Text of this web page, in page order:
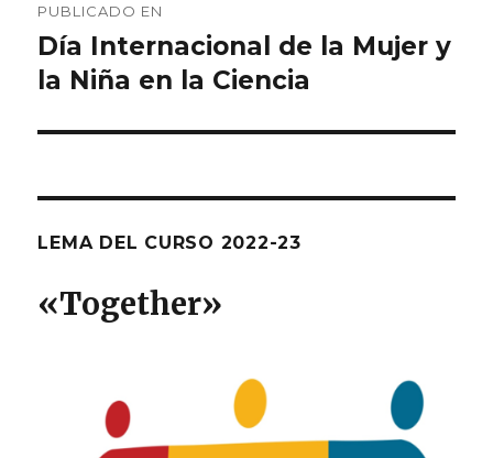
de
entradas
PUBLICADO EN
Día Internacional de la Mujer y
la Niña en la Ciencia
LEMA DEL CURSO 2022-23
«Together»